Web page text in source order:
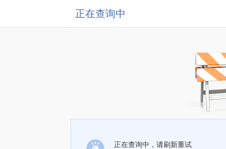
正在查询中
正在查询中，请刷新重试